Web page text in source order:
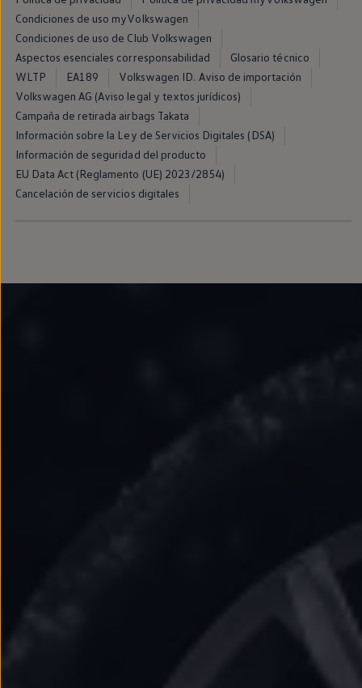
Condiciones de uso myVolkswagen
Condiciones de uso de Club Volkswagen
Aspectos esenciales corresponsabilidad
Glosario técnico
WLTP
EA189
Volkswagen ID. Aviso de importación
Volkswagen AG (Aviso legal y textos jurídicos)
Campaña de retirada airbags Takata
Información sobre la Ley de Servicios Digitales (DSA)
Información de seguridad del producto
EU Data Act (Reglamento (UE) 2023/2854)
Cancelación de servicios digitales